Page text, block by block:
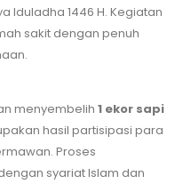
Iduladha 1446 H. Kegiatan
sakit dengan penuh
menyembelih 1 ekor sapi
hasil partisipasi para
Proses
syariat Islam dan